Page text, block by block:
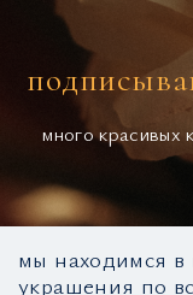
много красивых
мы находимся в
украшения по